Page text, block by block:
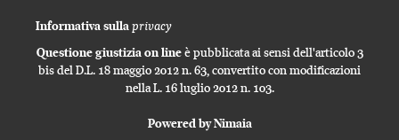
Informativa sullaprivacy
Questione giustizia on lineè pubblicata ai sensi dell'articolo 3
bis del D.L. 18 maggio 2012 n. 63, convertito con modificazioni
nella L. 16 luglio 2012 n. 103.
Powered by Nimaia